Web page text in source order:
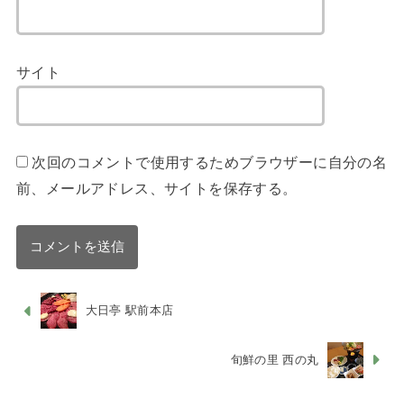
サイト
次回のコメントで使用するためブラウザーに自分の名
前、メールアドレス、サイトを保存する。
大日亭 駅前本店
旬鮮の里 西の丸